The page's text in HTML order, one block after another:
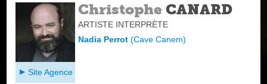
Christophe CANARD
ARTISTE INTERPRÈTE
Nadia Perrot(Cave Canem)
Site Agence